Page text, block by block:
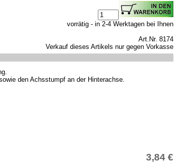
vorrätig - in 2-4 Werktagen bei Ihnen
Art.Nr. 8174
Verkauf dieses Artikels nur gegen Vorkasse
den Achsstumpf an der Hinterachse.
3,84 €